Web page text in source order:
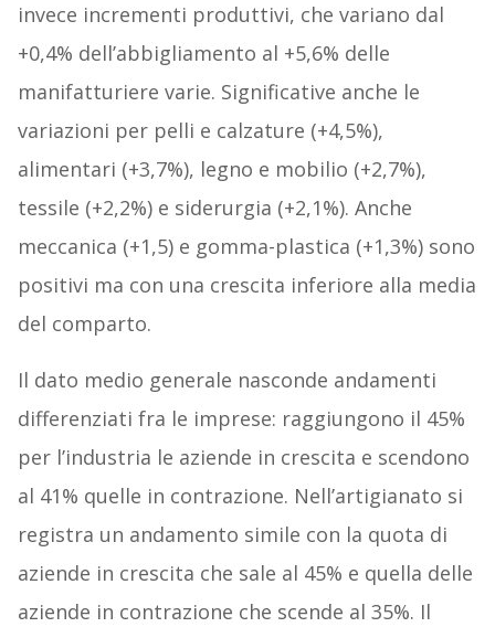
invece incrementi produttivi, che variano dal
+0,4% dell’abbigliamento al +5,6% delle
manifatturiere varie. Significative anche le
variazioni per pelli e calzature (+4,5%),
alimentari (+3,7%), legno e mobilio (+2,7%),
tessile (+2,2%) e siderurgia (+2,1%). Anche
meccanica (+1,5) e gomma-plastica (+1,3%) sono
positivi ma con una crescita inferiore alla media
del comparto.
Il dato medio generale nasconde andamenti
differenziati fra le imprese: raggiungono il 45%
per l’industria le aziende in crescita e scendono
al 41% quelle in contrazione. Nell’artigianato si
registra un andamento simile con la quota di
aziende in crescita che sale al 45% e quella delle
aziende in contrazione che scende al 35%. Il